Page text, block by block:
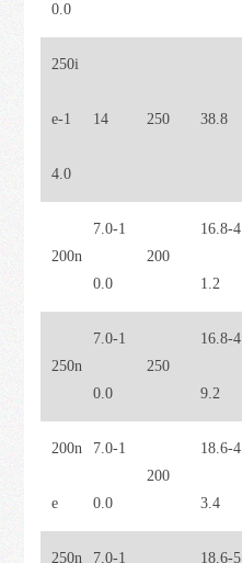
0.0
250i
e-1
4.0
14 250 38.8
200n
7.0-1
0.0
200
16.8-4
1.2
250n
7.0-1
0.0
250
16.8-4
9.2
200n
e
7.0-1
0.0
200
18.6-4
3.4
250n 7.0-1 18.6-5